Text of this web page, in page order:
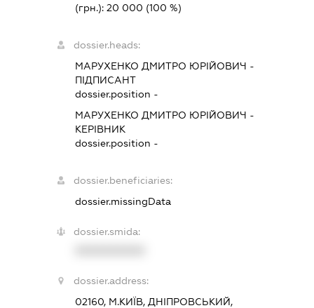
(грн.): 20 000 (100 %)
dossier.heads:
МАРУХЕНКО ДМИТРО ЮРІЙОВИЧ -
ПІДПИСАНТ
dossier.position -
МАРУХЕНКО ДМИТРО ЮРІЙОВИЧ -
КЕРІВНИК
dossier.position -
dossier.beneficiaries:
dossier.missingData
dossier.smida:
dossier.address:
02160, М.КИЇВ, ДНІПРОВСЬКИЙ,